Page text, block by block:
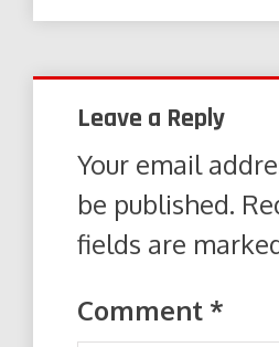
Leave a Reply
Your email
be published.
fields are
Comment *